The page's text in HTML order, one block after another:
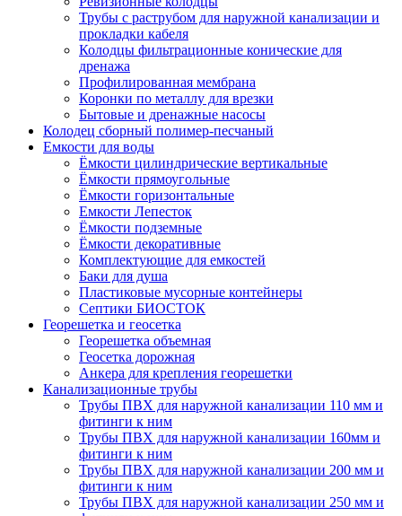
Трубы с раструбом для наружной канализации и
прокладки кабеля
Колодцы фильтрационные конические для
дренажа
Профилированная мембрана
Коронки по металлу для врезки
Бытовые и дренажные насосы
Колодец сборный полимер-песчаный
Емкости для воды
Ёмкости цилиндрические вертикальные
Ёмкости прямоугольные
Ёмкости горизонтальные
Емкости Лепесток
Ёмкости подземные
Ёмкости декоративные
Комплектующие для емкостей
Баки для душа
Пластиковые мусорные контейнеры
Септики БИОСТОК
Георешетка и геосетка
Георешетка объемная
Геосетка дорожная
Анкера для крепления георешетки
Канализационные трубы
Трубы ПВХ для наружной канализации 110 мм и
фитинги к ним
Трубы ПВХ для наружной канализации 160мм и
фитинги к ним
Трубы ПВХ для наружной канализации 200 мм и
фитинги к ним
Трубы ПВХ для наружной канализации 250 мм и